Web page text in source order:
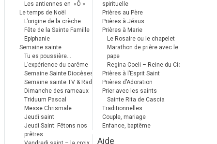
Les antiennes en »Ô »
Le temps de Noël
L’origine de la crèche
Fête de la Sainte Famille
Epiphanie
Semaine sainte
Tu es poussière…
L’expérience du carême
Semaine Sainte Diocèses
Semaine sainte TV & Radio
Dimanche des rameaux
Triduum Pascal
Messe Chrismale
Jeudi saint
Jeudi Saint: Fêtons nos
prêtres
spirituelle
Prières au Père
Prières à Jésus
Prières à Marie
Le Rosaire ou le chapelet
Marathon de prière avec le
pape
Regina Coeli – Reine du Ciel
Prières à l’Esprit Saint
Prières d’Adoration
Prier avec les saints
Sainte Rita de Cascia
Traditionnelles
Couple, mariage
Enfance, baptême
Aide